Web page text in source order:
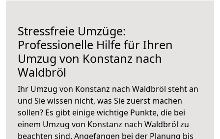
Stressfreie Umzüge:
Professionelle Hilfe für Ihren
Umzug von Konstanz nach
Waldbröl
Ihr Umzug von Konstanz nach Waldbröl steht an
und Sie wissen nicht, was Sie zuerst machen
sollen? Es gibt einige wichtige Punkte, die bei
einem Umzug von Konstanz nach Waldbröl zu
beachten sind. Angefangen bei der Planung bis